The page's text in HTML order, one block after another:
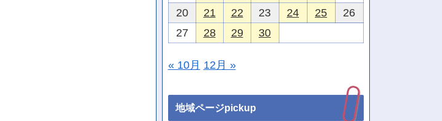
20
21 22 23 24 25
26
27
28 29 30
« 10月 12月 »
地域ページpickup